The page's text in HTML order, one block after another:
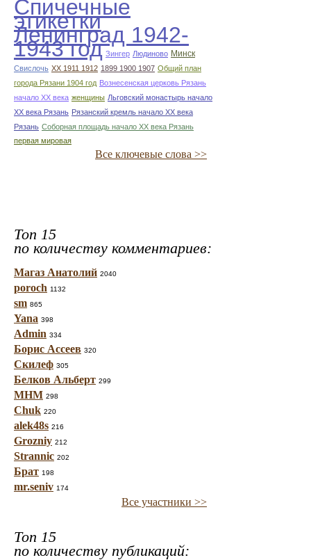
Спичечные
этикетки
Ленинград 1942-
1943 год Зингер Людиново Минск
Свислочь XX 1911 1912 1899 1900 1907 Общий план
города Рязани 1904 год Вознесенская церковь Рязань
начало ХХ века женщины Льговский монастырь начало
ХХ века Рязань Рязанский кремль начало ХХ века
Рязань Соборная площадь начало ХХ века Рязань
первая мировая
Все ключевые слова >>
Топ 15
по количеству комментариев:
Магаз Анатолий 2040
poroch 1132
sm 865
Yana 398
Admin 334
Борис Ассеев 320
Скилеф 305
Белков Альберт 299
МНМ 298
Chuk 220
alek48s 216
Grozniy 212
Strannic 202
Брат 198
mr.seniv 174
Все участники >>
Топ 15
по количеству публикаций: